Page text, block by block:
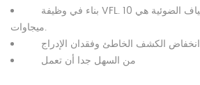
ميجاوات.
انخفاض الكشف الخاطئ وفقدان الإدراج
من السهل جدا أن تعمل